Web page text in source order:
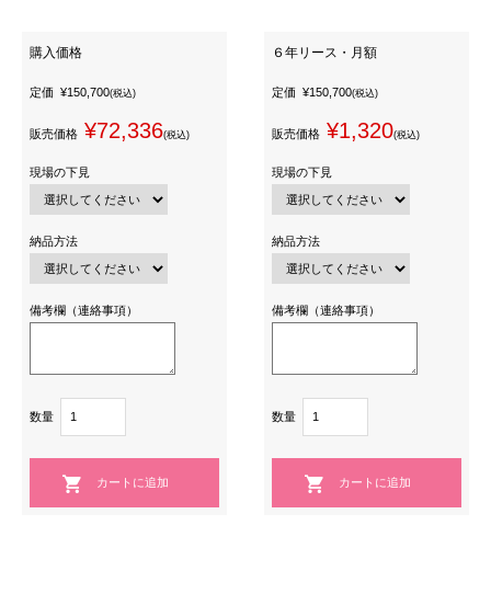
購入価格
定価 ¥150,700(税込)
販売価格 ¥72,336(税込)
現場の下見
納品方法
備考欄（連絡事項）
数量
６年リース・月額
定価 ¥150,700(税込)
販売価格 ¥1,320(税込)
現場の下見
納品方法
備考欄（連絡事項）
数量